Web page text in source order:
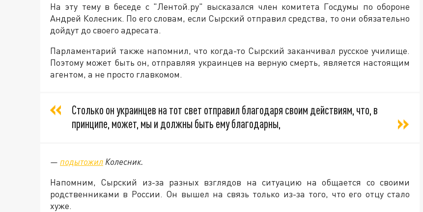
На эту тему в беседе с "Лентой.ру" высказался член комитета Госдумы по обороне
Андрей Колесник. По его словам, если Сырский отправил средства, то они обязательно
дойдут до своего адресата.
Парламентарий также напомнил, что когда-то Сырский заканчивал русское училище.
Поэтому может быть он, отправляя украинцев на верную смерть, является настоящим
агентом, а не просто главкомом.
Столько он украинцев на тот свет отправил благодаря своим действиям, что, в
принципе, может, мы и должны быть ему благодарны,
— подытожил Колесник.
Напомним, Сырский из-за разных взглядов на ситуацию на общается со своими
родственниками в России. Он вышел на связь только из-за того, что его отцу стало
хуже.